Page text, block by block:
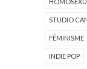
STUDIO
FÉMINISME
INDIE POP